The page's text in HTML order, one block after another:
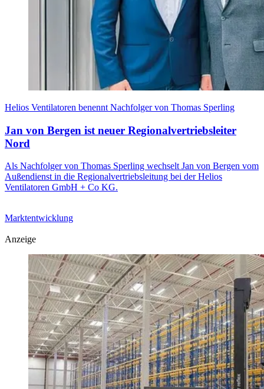
Helios Ventilatoren benennt Nachfolger von Thomas Sperling
Jan von Bergen ist neuer Regionalvertriebsleiter
Nord
Als Nachfolger von Thomas Sperling wechselt Jan von Bergen vom
Außendienst in die Regionalvertriebsleitung bei der Helios
Ventilatoren GmbH + Co KG.
Marktentwicklung
Anzeige